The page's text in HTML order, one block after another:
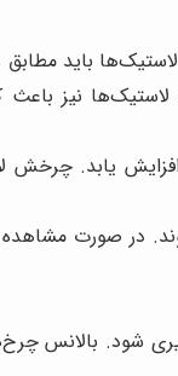
باید مطابق
نیز
در صورت
شود. بالانس